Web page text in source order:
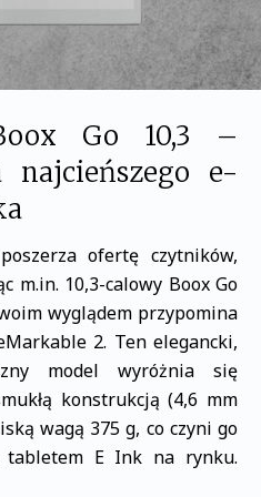
Go 10,3 –
najcieńszego e-
ofertę czytników,
m.in. 10,3-calowy Boox Go
wyglądem przypomina
2. Ten elegancki,
model wyróżnia się
konstrukcją (4,6 mm
wagą 375 g, co czyni go
tabletem E Ink na rynku.